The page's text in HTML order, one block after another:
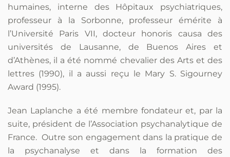
humaines, interne des Hôpitaux psychiatriques,
professeur à la Sorbonne, professeur émérite à
l’Université Paris VII, docteur honoris causa des
universités de Lausanne, de Buenos Aires et
d’Athènes, il a été nommé chevalier des Arts et des
lettres (1990), il a aussi reçu le Mary S. Sigourney
Award (1995).
Jean Laplanche a été membre fondateur et, par la
suite, président de l’Association psychanalytique de
France. Outre son engagement dans la pratique de
la psychanalyse et dans la formation des